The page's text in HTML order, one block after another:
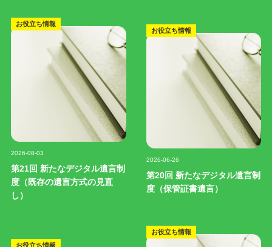
お役立ち情報
2026-08-03
第21回 新たなデジタル遺言制
度（既存の遺言方式の見直
し）
お役立ち情報
2026-06-26
第20回 新たなデジタル遺言制
度（保管証書遺言）
お役立ち情報
お役立ち情報